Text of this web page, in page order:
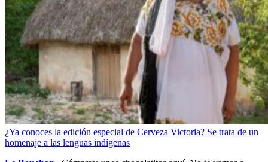
¿Ya conoces la edición especial de Cerveza Victoria? Se trata de un
homenaje a las lenguas indígenas